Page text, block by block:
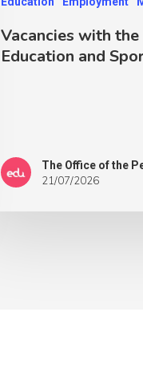
Vacancies with
Education and
The Office of the
21/07/2026